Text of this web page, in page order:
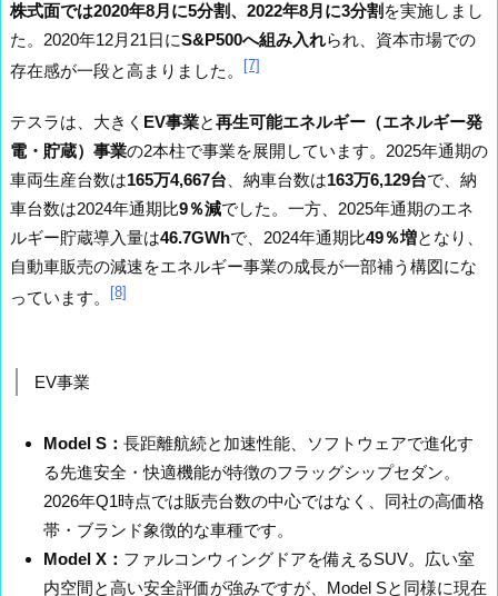
株式面では2020年8月に5分割、2022年8月に3分割 を実施しまし
た。2020年12月21日にS&P500へ組み入れられ、資本市場での
存在感が一段と高まりました。
[7]
テスラは、大きく EV事業と再生可能エネルギー（エネルギー発
電・貯蔵）事業の2本柱で事業を展開しています。2025年通期の
車両生産台数は165万4,667台 、納車台数は163万6,129台で、納
車台数は2024年通期比9％減でした。一方、2025年通期のエネ
ルギー貯蔵導入量は46.7GWhで、2024年通期比49％増となり、
自動車販売の減速をエネルギー事業の成長が一部補う構図にな
っています。
[8]
EV事業
Model S： 長距離航続と加速性能、ソフトウェアで進化す
る先進安全・快適機能が特徴のフラッグシップセダン。
2026年Q1時点では販売台数の中心ではなく、同社の高価格
帯・ブランド象徴的な車種です。
Model X： ファルコンウィングドアを備えるSUV。広い室
内空間と高い安全評価が強みですが、Model Sと同様に現在